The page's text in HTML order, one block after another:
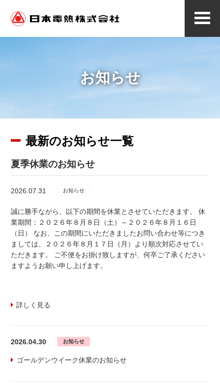
メ
ニ
お知らせ
最新のお知らせ一覧
夏季休業のお知らせ
2026.07.31 お知らせ
誠に勝手ながら、以下の期間を休業とさせていただきます。 休
業期間：２０２６年８月８日（土）～２０２６年８月１６日
（日） なお、この期間にいただきましたお問い合わせ等につき
ましては、２０２６年８月１７日（月）より順次対応させてい
ただきます。 ご不便をお掛け致しますが、何卒ご了承ください
ますようお願い申し上げます。
詳しく見る
2026.04.30 お知らせ
ゴールデンウイーク休業のお知らせ